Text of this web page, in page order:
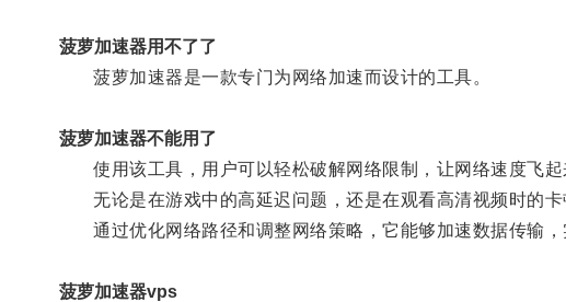
菠萝加速器用不了了
菠萝加速器是一款专门为网络加速而设计的工具。
菠萝加速器不能用了
使用该工具，用户可以轻松破解网络限制，让网络速度飞起
无论是在游戏中的高延迟问题，还是在观看高清视频时的卡
通过优化网络路径和调整网络策略，它能够加速数据传输，
菠萝加速器vps